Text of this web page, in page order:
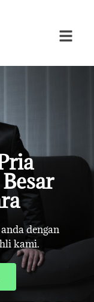
dengan
kami.